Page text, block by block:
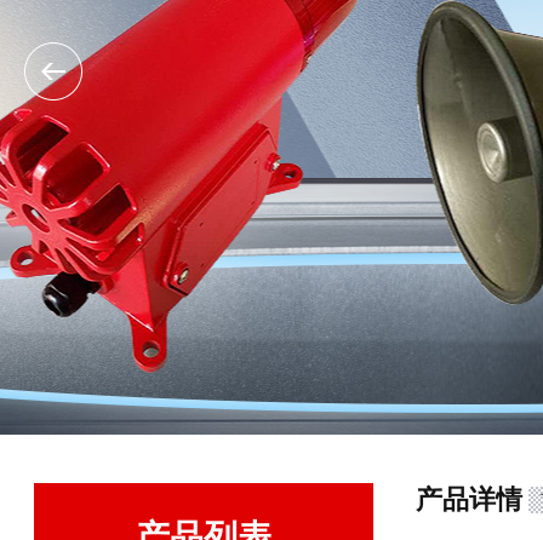
产品详情